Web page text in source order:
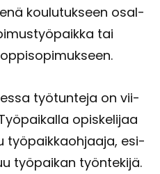
kou­lu­tuk­seen osal­
tai
työ­tun­te­ja on vii­
opis­ke­li­jaa
työ­paik­kaoh­jaa­ja, esi­
työ­pai­kan työn­te­ki­jä.